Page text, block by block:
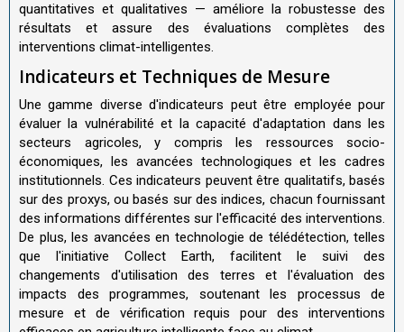
quantitatives et qualitatives — améliore la robustesse des
résultats et assure des évaluations complètes des
interventions climat-intelligentes.
Indicateurs et Techniques de Mesure
Une gamme diverse d'indicateurs peut être employée pour
évaluer la vulnérabilité et la capacité d'adaptation dans les
secteurs agricoles, y compris les ressources socio-
économiques, les avancées technologiques et les cadres
institutionnels. Ces indicateurs peuvent être qualitatifs, basés
sur des proxys, ou basés sur des indices, chacun fournissant
des informations différentes sur l'efficacité des interventions.
De plus, les avancées en technologie de télédétection, telles
que l'initiative Collect Earth, facilitent le suivi des
changements d'utilisation des terres et l'évaluation des
impacts des programmes, soutenant les processus de
mesure et de vérification requis pour des interventions